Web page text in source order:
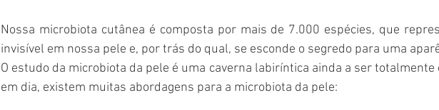
Nossa microbiota cutânea é composta por mais de 7.000 espécies, que
invisível em nossa pele e, por trás do qual, se esconde o segredo para uma
O estudo da microbiota da pele é uma caverna labiríntica ainda a ser totalmente
em dia, existem muitas abordagens para a microbiota da pele: